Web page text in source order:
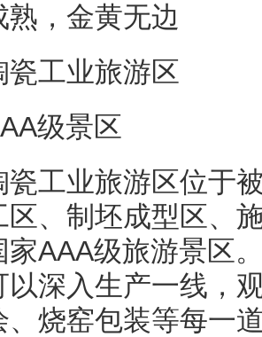
熟，金黄无边
瓷工业旅游区
级景区
瓷工业旅游区位于
区、制坯成型区、
家AAA级旅游景区
以深入生产一线，
、烧窑包装等每一